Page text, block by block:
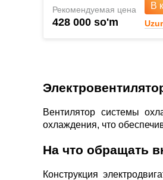
Рекомендуемая цена
428 000 so'm
В
Вентилятор системы
охлаждения, что
На что обращать
Конструкция